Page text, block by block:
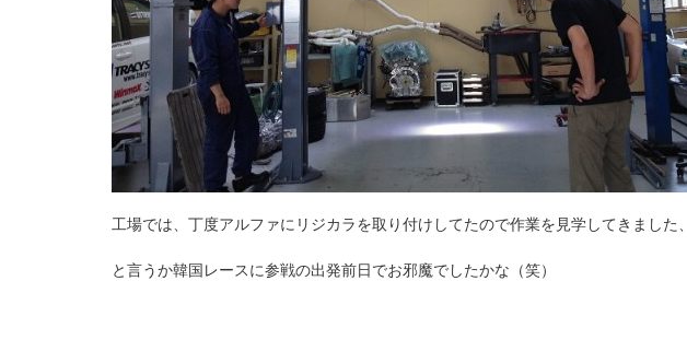
工場では、丁度アルファにリジカラを取り付けしてたので作業を見学してきました、
と言うか韓国レースに参戦の出発前日でお邪魔でしたかな（笑）